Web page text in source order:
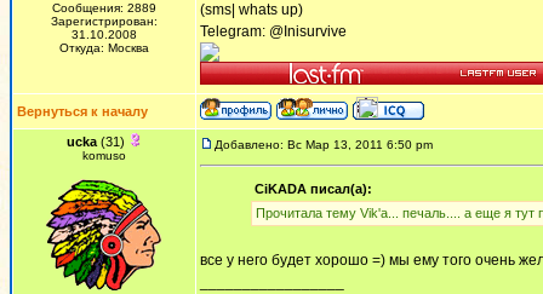
Сообщения: 2889
Зарегистрирован:
31.10.2008
Откуда: Москва
(sms| whats up)
Telegram: @Inisurvive
Вернуться к началу
ucka (31)
komuso
Добавлено: Вс Мар 13, 2011 6:50 pm
CiKADA писал(а):
Прочитала тему Vik'a... печаль.... а еще я тут
все у него будет хорошо =) мы ему того очень